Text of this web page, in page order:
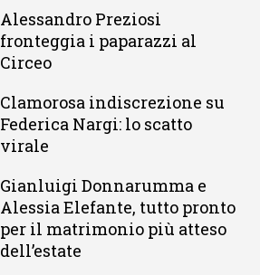
Alessandro Preziosi
fronteggia i paparazzi al
Circeo
Clamorosa indiscrezione su
Federica Nargi: lo scatto
virale
Gianluigi Donnarumma e
Alessia Elefante, tutto pronto
per il matrimonio più atteso
dell’estate